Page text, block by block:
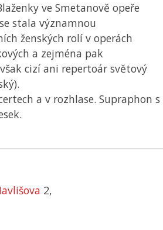
ve Smetanově opeře
stala významnou
ženských rolí v operách
a zejména pak
cizí ani repertoár světový
a v rozhlase. Supraphon s
2,